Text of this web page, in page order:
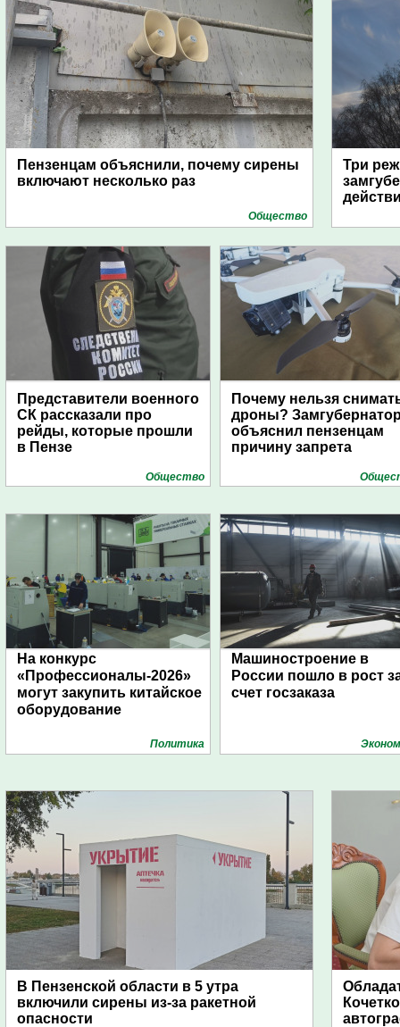
Пензенцам объяснили, почему сирены
включают несколько раз
Общество
Три
Представители военного
СК рассказали про
рейды, которые прошли
в Пензе
Общество
Почему нельзя
дроны?
объяснил пензенцам
причину запрета
На конкурс
«Профессионалы-2026»
могут закупить китайское
оборудование
Политика
Машиностроение в
России пошло в рост
счет госзаказа
В Пензенской области в 5 утра
включили сирены из-за ракетной
опасности